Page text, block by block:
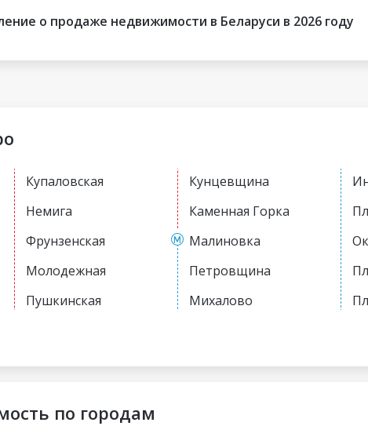
о продаже недвижимости в Беларуси в 2026 году
Купаловская
Немига
Фрунзенская
Молодежная
Пушкинская
Кунцевщина
Каменная Горка
Малиновка
Петровщина
Михалово
по городам